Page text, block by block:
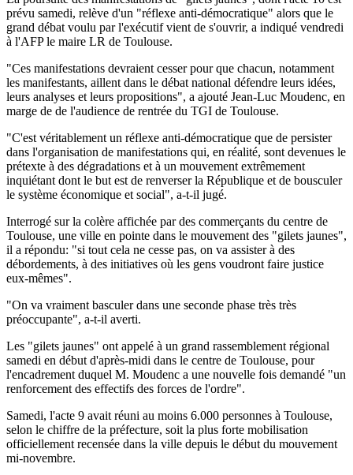
prévu samedi, relève d'un "réflexe anti-démocratique" alors que le
grand débat voulu par l'exécutif vient de s'ouvrir, a indiqué vendredi
à l'AFP le maire LR de Toulouse.
"Ces manifestations devraient cesser pour que chacun, notamment
les manifestants, aillent dans le débat national défendre leurs idées,
leurs analyses et leurs propositions", a ajouté Jean-Luc Moudenc, en
marge de de l'audience de rentrée du TGI de Toulouse.
"C'est véritablement un réflexe anti-démocratique que de persister
dans l'organisation de manifestations qui, en réalité, sont devenues le
prétexte à des dégradations et à un mouvement extrêmement
inquiétant dont le but est de renverser la République et de bousculer
le système économique et social", a-t-il jugé.
Interrogé sur la colère affichée par des commerçants du centre de
Toulouse, une ville en pointe dans le mouvement des "gilets jaunes",
il a répondu: "si tout cela ne cesse pas, on va assister à des
débordements, à des initiatives où les gens voudront faire justice
eux-mêmes".
"On va vraiment basculer dans une seconde phase très très
préoccupante", a-t-il averti.
Les "gilets jaunes" ont appelé à un grand rassemblement régional
samedi en début d'après-midi dans le centre de Toulouse, pour
l'encadrement duquel M. Moudenc a une nouvelle fois demandé "un
renforcement des effectifs des forces de l'ordre".
Samedi, l'acte 9 avait réuni au moins 6.000 personnes à Toulouse,
selon le chiffre de la préfecture, soit la plus forte mobilisation
officiellement recensée dans la ville depuis le début du mouvement
mi-novembre.